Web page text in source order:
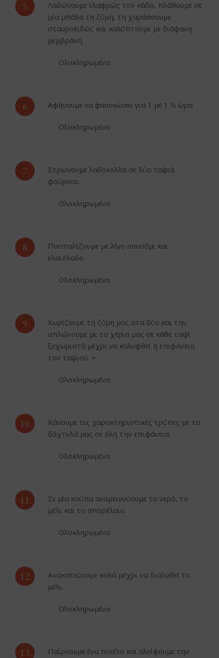
5.
Λαδώνουμε ελαφρώς τον κάδο, πλάθουμε σε
μία μπάλα τη ζύμη, τη χαράσσουμε
σταυροειδώς και καλύπτουμε με διάφανη
μεμβράνη.
Ολοκληρωμένο
6. Αφήνουμε να φουσκώσει για 1 με 1 ½ ώρα.
Ολοκληρωμένο
7.
Στρώνουμε λαδόκολλα σε δύο ταψιά
φούρνου.
Ολοκληρωμένο
8.
Πασπαλίζουμε με λίγο σουσάμι και
ελαιόλαδο.
Ολοκληρωμένο
9.
Χωρίζουμε τη ζύμη μας στα δύο και την
απλώνουμε με τα χέρια μας σε κάθε ταψί
ξεχωριστά μέχρι να καλυφθεί η επιφάνεια
του ταψιού. =
Ολοκληρωμένο
10.
Κάνουμε τις χαρακτηριστικές τρύπες με τα
δάχτυλά μας σε όλη την επιφάνεια.
Ολοκληρωμένο
11.
Σε μία κούπα αναμειγνύουμε το νερό, το
μέλι και το σπορέλαιο.
Ολοκληρωμένο
12.
Ανακατεύουμε καλά μέχρι να διαλυθεί το
μέλι.
Ολοκληρωμένο
13.
Παίρνουμε ένα πινέλο και αλείφουμε την